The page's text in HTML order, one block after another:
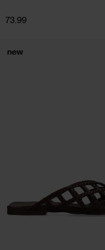
73.99
new